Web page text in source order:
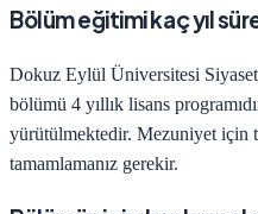
Bölüm eğitimi kaç yıl
Dokuz Eylül Üniversitesi
bölümü 4 yıllık lisans
yürütülmektedir. Mezuniyet için
tamamlamanız gerekir.